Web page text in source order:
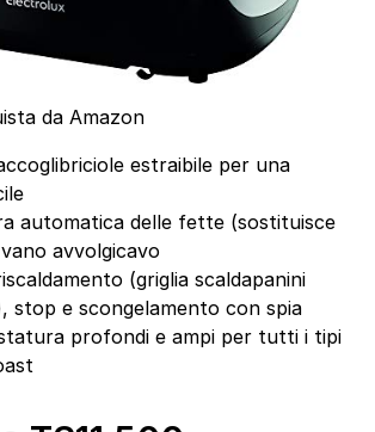
da Amazon
estraibile per una
automatica delle fette (sostituisce
avvolgicavo
(griglia scaldapanini
stop e scongelamento con spia
profondi e ampi per tutti i tipi